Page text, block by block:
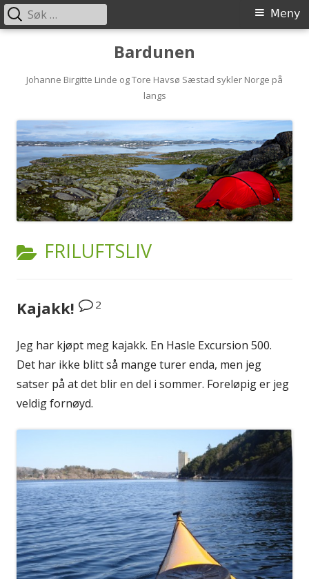
innhold
Bardunen
Johanne Birgitte Linde og Tore Havsø Sæstad sykler Norge på
langs
Primærmeny Meny
Søk
etter:
KATEGORI:
FRILUFTSLIV
Kajakk! 2
Jeg har kjøpt meg kajakk. En Hasle Excursion 500.
Det har ikke blitt så mange turer enda, men jeg
satser på at det blir en del i sommer. Foreløpig er jeg
veldig fornøyd.